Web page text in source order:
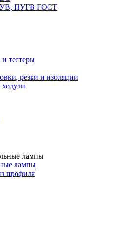
ПУГВ ГОСТ
тестеры
резки и изоляции
лампы
профиля